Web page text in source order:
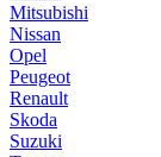
Mitsubishi
Nissan
Opel
Peugeot
Renault
Skoda
Suzuki